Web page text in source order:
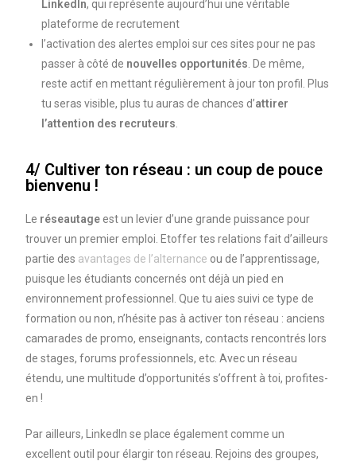
LinkedIn, qui représente aujourd’hui une véritable
plateforme de recrutement
l’activation des alertes emploi sur ces sites pour ne pas
passer à côté de nouvelles opportunités. De même,
reste actif en mettant régulièrement à jour ton profil. Plus
tu seras visible, plus tu auras de chances d’attirer
l’attention des recruteurs.
4/ Cultiver ton réseau : un coup de pouce
bienvenu !
Le réseautageest un levier d’une grande puissance pour
trouver un premier emploi. Etoffer tes relations fait d’ailleurs
partie des avantages de l’alternance ou de l’apprentissage,
puisque les étudiants concernés ont déjà un pied en
environnement professionnel. Que tu aies suivi ce type de
formation ou non, n’hésite pas à activer ton réseau : anciens
camarades de promo, enseignants, contacts rencontrés lors
de stages, forums professionnels, etc. Avec un réseau
étendu, une multitude d’opportunités s’offrent à toi, profites-
en !
Par ailleurs, LinkedIn se place également comme un
excellent outil pour élargir ton réseau. Rejoins des groupes,